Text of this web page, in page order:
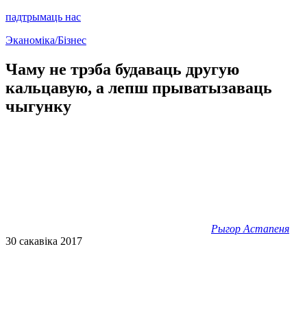
падтрымаць нас
Эканоміка/Бізнес
Чаму не трэба будаваць другую
кальцавую, а лепш прыватызаваць
чыгунку
Рыгор Астапеня
30 сакавіка 2017